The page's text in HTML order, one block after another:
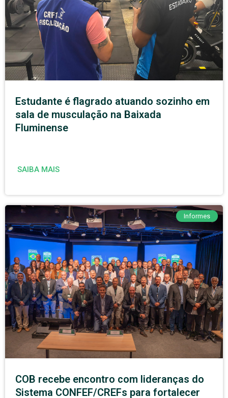
Estudante é flagrado atuando sozinho em
sala de musculação na Baixada
Fluminense
SAIBA MAIS
Informes
COB recebe encontro com lideranças do
Sistema CONFEF/CREFs para fortalecer